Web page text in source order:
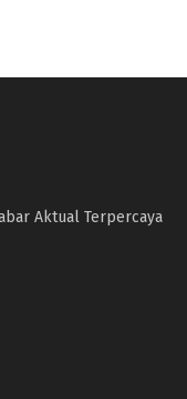
Aktual Terpercaya